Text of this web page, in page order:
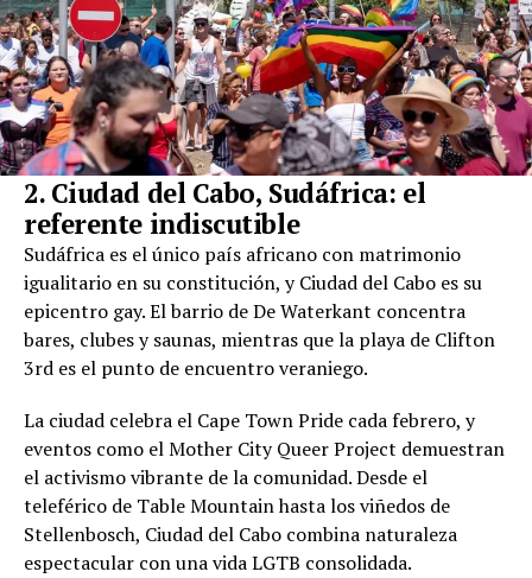
2. Ciudad del Cabo, Sudáfrica: el
referente indiscutible
Sudáfrica es el único país africano con matrimonio
igualitario en su constitución, y Ciudad del Cabo es su
epicentro gay. El barrio de De Waterkant concentra
bares, clubes y saunas, mientras que la playa de Clifton
3rd es el punto de encuentro veraniego.
La ciudad celebra el Cape Town Pride cada febrero, y
eventos como el Mother City Queer Project demuestran
el activismo vibrante de la comunidad. Desde el
teleférico de Table Mountain hasta los viñedos de
Stellenbosch, Ciudad del Cabo combina naturaleza
espectacular con una vida LGTB consolidada.